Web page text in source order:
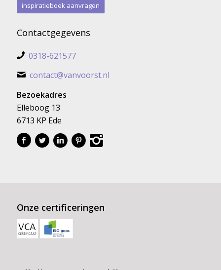
inspiratieboek aanvragen
Contactgegevens
0318-621577
contact@vanvoorst.nl
Bezoekadres
Elleboog 13
6713 KP Ede
Onze certificeringen